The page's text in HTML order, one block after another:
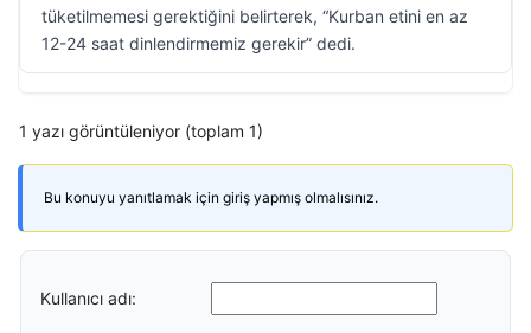
tüketilmemesi gerektiğini belirterek, “Kurban etini en az
12-24 saat dinlendirmemiz gerekir” dedi.
1 yazı görüntüleniyor (toplam 1)
Bu konuyu yanıtlamak için giriş yapmış olmalısınız.
Kullanıcı adı: